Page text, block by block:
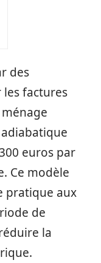
des
les factures
euros par
Ce modèle
pratique aux
de
la